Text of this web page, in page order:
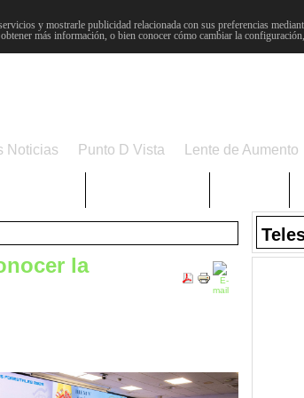
y mostrarle publicidad relacionada con sus preferencias
más información, o bien conocer cómo cambiar la
Noticias Punto D Vista Lente de Aumento
la